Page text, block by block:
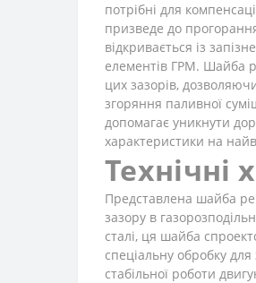
потрібні для
призведе до
відкривається із
елементів ГРМ. Шайба
цих зазорів,
згоряння паливної
допомагає уникнути
характеристики на
Представлена шайба
зазору в
сталі, ця шайба
спеціальну обробку
стабільної роботи